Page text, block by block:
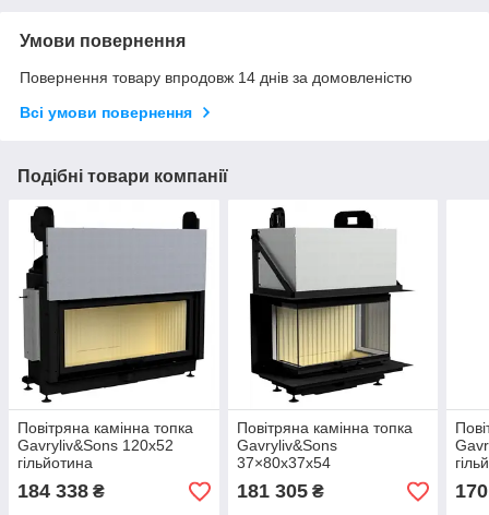
Умови повернення
Повернення товару впродовж 14 днів за домовленістю
Всі умови повернення
Подібні товари компанії
Повітряна камінна топка
Gavryliv&Sons 120x52
гільйотина
184 338 ₴
Повітряна камінна топка
Gavryliv&Sons
37×80x37x54
181 305₴